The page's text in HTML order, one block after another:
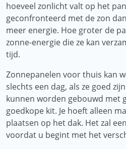
hoeveel zonlicht valt op het
geconfronteerd met de zon
meer energie. Hoe groter de
zonne-energie die ze kan
tijd.
Zonnepanelen voor thuis kan
slechts een dag, als ze goed
kunnen worden gebouwd met
goedkope kit. Je hoeft alleen
plaatsen op het dak. Het zal
voordat u begint met het